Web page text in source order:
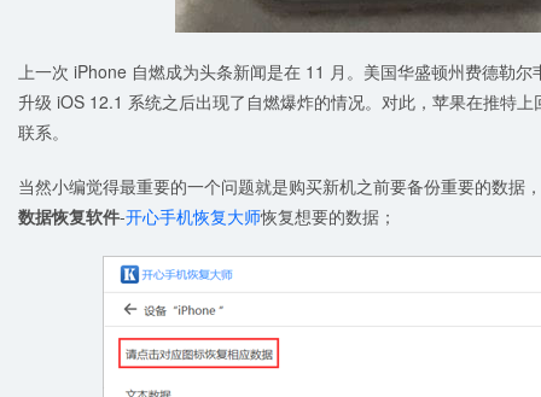
上一次 iPhone 自燃成为头条新闻是在 11 月。美国华盛顿州费德勒
升级 iOS 12.1 系统之后出现了自燃爆炸的情况。对此，苹果在推特
联系。
当然小编觉得最重要的一个问题就是购买新机之前要备份重要的数据
数据恢复软件-开心手机恢复大师恢复想要的数据；